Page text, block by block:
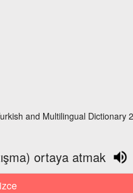
and Multilingual Dictionary
ortaya atmak